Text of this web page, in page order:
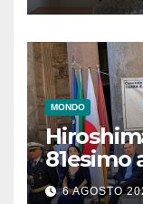
MONDO
81esimo
monito
6 AGOSTO